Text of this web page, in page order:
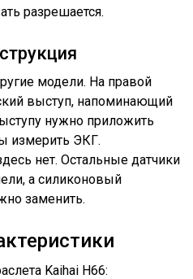
разрешается.
модели. На правой
выступ, напоминающий
нужно приложить
измерить ЭКГ.
нет. Остальные датчики
а силиконовый
заменить.
Kaihai H66: